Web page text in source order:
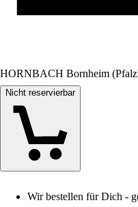
HORNBACH Bornheim
Nicht reservierbar
Wir bestellen für Dich -